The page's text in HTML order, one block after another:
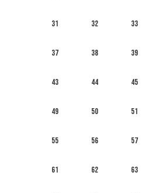
31 32 33
37 38 39
43 44 45
49 50 51
55 56 57
61 62 63